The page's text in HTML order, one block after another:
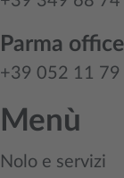
Parma
+39 052 11 79
Menù
Nolo e servizi